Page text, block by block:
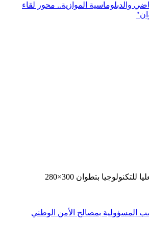
والدبلوماسية الموازية.. محور لقاء
المسؤولية بمصالح الأمن الوطني